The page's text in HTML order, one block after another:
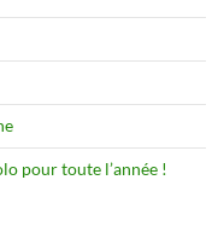
pour toute l’année !